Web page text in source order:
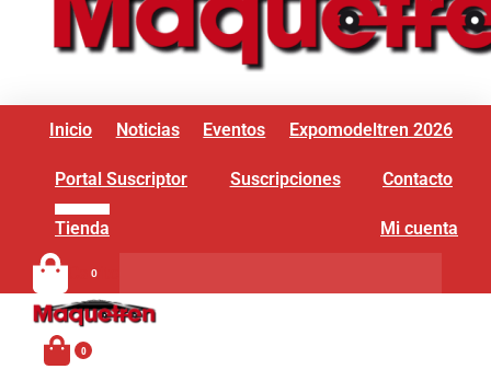
Inicio Noticias Eventos Expomodeltren 2026
Portal Suscriptor Suscripciones Contacto
Tienda Mi cuenta
Carrito
MENU